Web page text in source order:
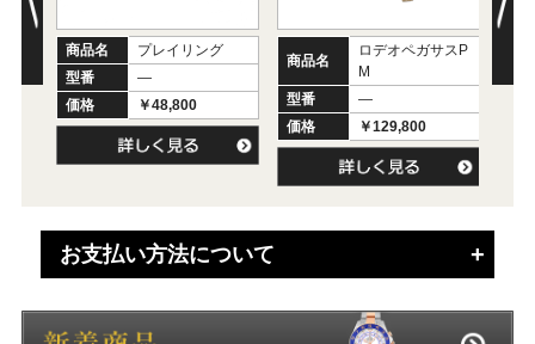
商品名
プレイリング
型番
―
価格
￥48,800
商品名
ロデオペガサスP
M
型番
―
価格
￥129,800
お支払い方法について